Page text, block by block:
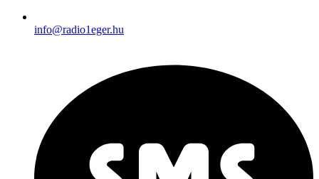
info@radio1eger.hu